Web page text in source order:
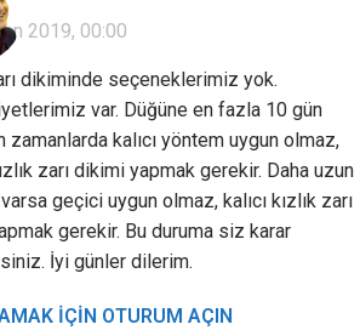
2019, 00:00
dikiminde seçeneklerimiz yok.
var. Düğüne en fazla 10 gün
zamanlarda kalıcı yöntem uygun olmaz,
zarı dikimi yapmak gerekir. Daha uzun
geçici uygun olmaz, kalıcı kızlık zarı
gerekir. Bu duruma siz karar
İyi günler dilerim.
IÇIN OTURUM AÇIN